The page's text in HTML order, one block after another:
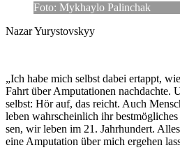
Foto: Mykhaylo Palinchak
Nazar Yurys­tovs­kyy
„Ich habe mich selbst dabei ertappt,
Fahrt über Ampu­ta­tio­nen nach­dachte.
selbst: Hör auf, das reicht. Auch
leben wahr­schein­lich ihr
sen, wir leben im 21. Jahr­hun­dert.
eine Ampu­ta­tion über mich ergehen